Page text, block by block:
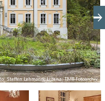
Formen und die
die dem
Bild der
Stimmung nutzt
und inszeniert Schloss
heimischer und
Steffen Lehmann, Lizenz: TMB-Fotoarchiv